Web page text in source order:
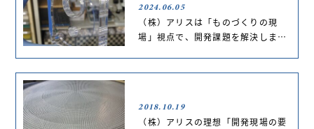
2024.06.05
（株）アリスは「ものづくりの現
場」視点で、開発課題を解決しま…
2018.10.19
（株）アリスの理想「開発現場の要